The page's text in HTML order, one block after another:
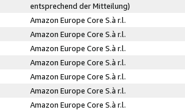
entsprechend der Mitteilung)
Amazon Europe Core S.à r.l.
Amazon Europe Core S.à r.l.
Amazon Europe Core S.à r.l.
Amazon Europe Core S.à r.l.
Amazon Europe Core S.à r.l.
Amazon Europe Core S.à r.l.
Amazon Europe Core S.à r.l.